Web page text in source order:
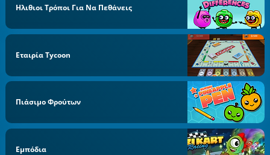
Ηλιθιοι Τρόποι Για Να Πεθάνεις
Εταιρία Tycoon
Πιάσιμο Φρούτων
Εμπόδια